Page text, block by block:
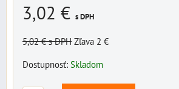
3,02 € s DPH
5,02 €s DPH Zľava 2 €
Dostupnosť: Skladom